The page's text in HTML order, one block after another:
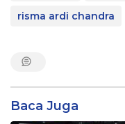
risma ardi chandra
Baca Juga